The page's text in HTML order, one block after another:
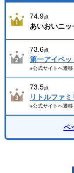
74.9点
あいおいニ
73.6点
第一アイペッ
※公式サイトへ遷移
73.5点
リトルファ
※公式サイトへ遷移
ペ